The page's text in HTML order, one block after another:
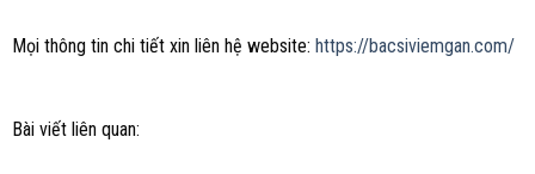
Mọi thông tin chi tiết xin liên hệ website: https://bacsiviemgan.com/
Bài viết liên quan: